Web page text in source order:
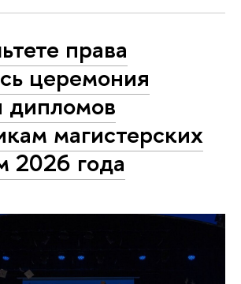
права
церемония
дипломов
магистерских
2026 года